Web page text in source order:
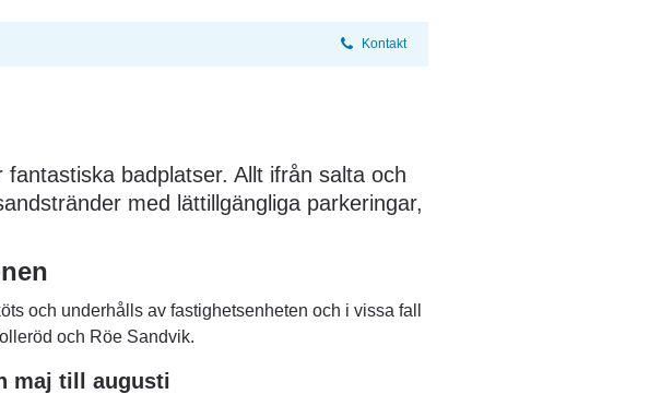
Kontakt
fantastiska badplatser. Allt ifrån salta och
med lättillgängliga parkeringar,
och underhålls av fastighetsenheten och i vissa fall
och Röe Sandvik.
maj till augusti